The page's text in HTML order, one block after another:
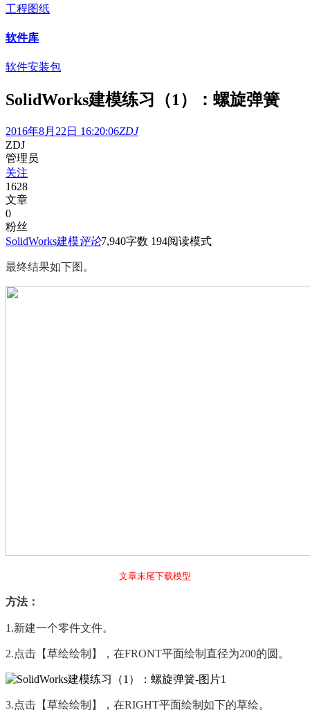
工程图纸
软件库
软件安装包
SolidWorks建模练习（1）：螺旋弹簧
2016年8月22日 16:20:06ZDJ
ZDJ
管理员
关注
1628
文章
0
粉丝
SolidWorks建模评论7,940字数 194阅读模式
最终结果如下图。
文章末尾下载模型
方法：
1.新建一个零件文件。
2.点击【草绘绘制】，在FRONT平面绘制直径为200的圆。
3.点击【草绘绘制】，在RIGHT平面绘制如下的草绘。